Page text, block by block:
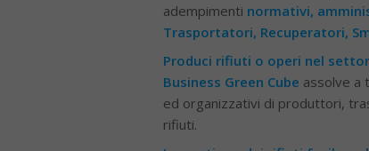
adempimenti normativi,
Trasportatori, Recuperatori,
Produci rifiuti o operi nel
Business Green Cube assolve a
ed organizzativi di produttori,
rifiuti.